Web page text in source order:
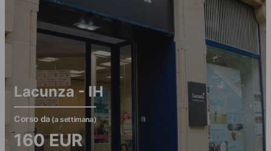
Lacunza - IH
Corso da (a settimana)
160EUR